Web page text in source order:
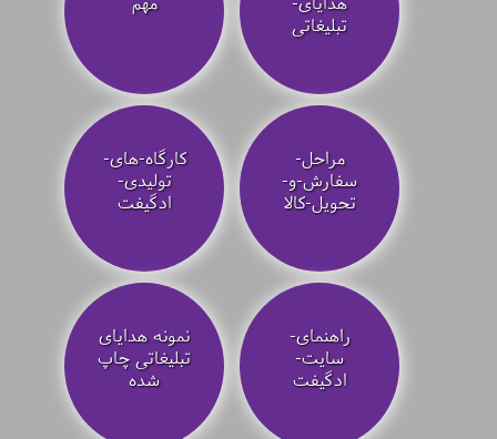
تبلیغاتی
مراحل-
سفارش-و-
تحویل-کالا
کارگاه-های-
تولیدی-
ادگیفت
راهنمای-
سایت-
ادگیفت
نمونه هدایای
تبلیغاتی چاپ
شده